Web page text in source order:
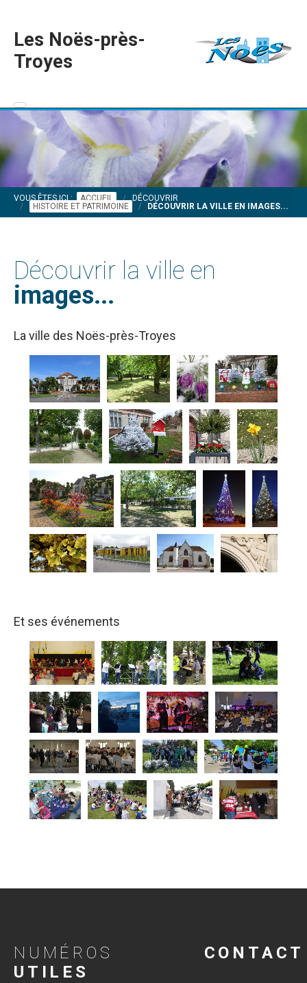
Les Noës-près-
Troyes
VOUS ÊTES ICI : ACCUEIL
DÉCOUVRIR
HISTOIRE ET PATRIMOINE
DÉCOUVRIR LA VILLE EN IMAGES...
Découvrir la ville en
images...
La ville des Noës-près-Troyes
Et ses événements
NUMÉROS
UTILES
CONTACT